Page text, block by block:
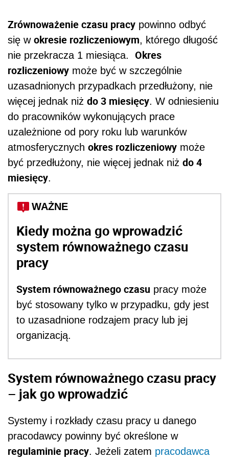
Zrównoważenie czasu pracy powinno odbyć
się w okresie rozliczeniowym, którego długość
nie przekracza 1 miesiąca. Okres
rozliczeniowy może być w szczególnie
uzasadnionych przypadkach przedłużony, nie
więcej jednak niż do 3 miesięcy. W odniesieniu
do pracowników wykonujących prace
uzależnione od pory roku lub warunków
atmosferycznych okres rozliczeniowy może
być przedłużony, nie więcej jednak niż do 4
miesięcy.
WAŻNE
Kiedy można go wprowadzić
system równoważnego czasu
pracy
System równoważnego czasu pracy może
być stosowany tylko w przypadku, gdy jest
to uzasadnione rodzajem pracy lub jej
organizacją.
System równoważnego czasu pracy
– jak go wprowadzić
Systemy i rozkłady czasu pracy u danego
pracodawcy powinny być określone w
regulaminie pracy. Jeżeli zatem pracodawca